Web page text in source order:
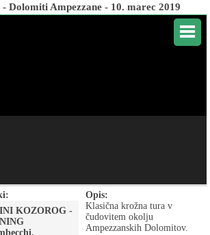
Dolomiti Ampezzane - 10. marec 2019
KOZOROG -
Opis:
Klasična krožna tura v
čudovitem okolju
Ampezzanskih Dolomitov.